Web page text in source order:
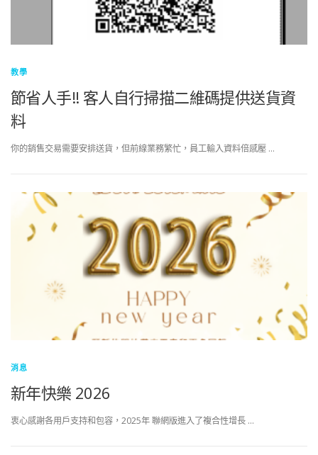
教學
節省人手!! 客人自行掃描二維碼提供送貨資
料
你的銷售交易需要安排送貨，但前線業務繁忙，員工輸入資料倍感壓 …
消息
新年快樂 2026
衷心感謝各用戶支持和包容，2025年 聯網版進入了複合性增長 …